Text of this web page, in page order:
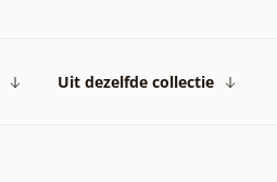
Uit dezelfde collectie